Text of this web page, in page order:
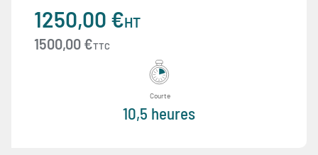
1250,00 €HT
1500,00 €TTC
Courte
10,5 heures